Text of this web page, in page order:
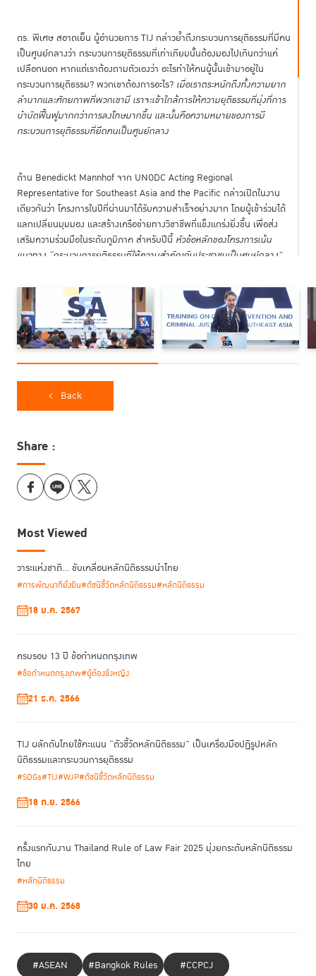
ดร. พิเศษ สอาดเย็น ผู้อำนวยการ TIJ กล่าวย้ำถึงกระบวนการยุติธรรมที่มีคน
เป็นศูนย์กลางว่า กระบวนการยุติธรรมที่เท่าเทียมนั้นต้องมองไปเกินกว่าแค่
เปลือกนอก หากแต่เราต้องถามตัวเองว่า อะไรทำให้คนผู้นั้นเข้ามาอยู่ใน
กระบวนการยุติธรรม? พวกเขาต้องการอะไร? เมื่อเราตระหนักถึงทั้งความยาก
ลำบากและศักยภาพที่พวกเขามี เราจะเข้าใกล้การให้ความยุติธรรมที่มุ่งที่การ
บำบัดฟื้นฟูมากกว่าการลงโทษมากขึ้น และนั้นคือความหมายของการมี
กระบวนการยุติธรรมที่ยึดคนเป็นศูนย์กลาง
ด้าน Benedickt Mannhof จาก UNODC Acting Regional
Representative for Southeast Asia and the Pacific กล่าวเปิดในงาน
เดียวกันว่า โครงการในปีที่ผ่านมาได้รับความสำเร็จอย่างมาก โดยผู้เข้าร่วมได้
แลกเปลี่ยนมุมมอง และสร้างเครือข่ายทางวิชาชีพที่แข็งแกร่งยิ่งขึ้น เพื่อส่ง
เสริมความร่วมมือในระดับภูมิภาค สำหรับปีนี้ หัวข้อหลักของโครงการเน้น
แนวทาง “กระบวนการยุติธรรมที่ให้ความสำคัญกับประชาชนเป็นศูนย์กลาง”
ทุกคน ปราศจากการเลือกปฏิบัติ ซึ่งแนวทางนี้สะท้อนถึงเป้าหมายในการสร้าง
ระบบยุติธรรมที่เป็นธรรม ครอบคลุม และตอบสนองต่อความต้องการของทุก
ฝ่ายที่เกี่ยวข้อง
พร้อมกล่าวทิ้งท้ายว่า การอบรมครั้งนี้จะเป็นประโยชน์ต่อผู้เข้าร่วมทุกคน ไม่
เพียงแต่ช่วยเสริมสร้างความรู้และความเข้าใจในประเด็นสำคัญเท่านั้น แต่ยัง
เป็นการวางรากฐานของความร่วมมือที่ยั่งยืนระหว่างผู้เข้าร่วมและองค์กรของผู้
เข้าร่วมในอนาคตด้วย
Justice for Southeast Asia (T4SEA) ครั้งที่ 2 นี้
พฤษภาคม 2568 ที่อาคาร TIJ ถนนแจ้งวัฒนะ กรุงเทพฯ ประเทศไทย
Back
Share :
Most Viewed
วาระแห่งชาติ… ขับเคลื่อนหลักนิติธรรมนำไทย
#การพัฒนาที่ยั่งยืน#ดัชนีชี้วัดหลักนิติธรรม#หลักนิติธรรม
18 ม.ค. 2567
ครบรอบ 13 ปี ข้อกำหนดกรุงเทพ
#ข้อกำหนดกรุงเทพ#ผู้ต้องขังหญิง
21 ธ.ค. 2566
TIJ ผลักดันไทยใช้คะแนน “ตัวชี้วัดหลักนิติธรรม” เป็นเครื่องมือปฏิรูปหลัก
นิติธรรมและกระบวนการยุติธรรม
#SDGs#TIJ#WJP#ดัชนีชี้วัดหลักนิติธรรม
18 ก.ย. 2566
ครั้งแรกกับงาน Thailand Rule of Law Fair 2025 มุ่งยกระดับหลักนิติธรรม
ไทย
#หลักนิติธรรม
30 ม.ค. 2568
#ASEAN #Bangkok Rules
#CCPCJ